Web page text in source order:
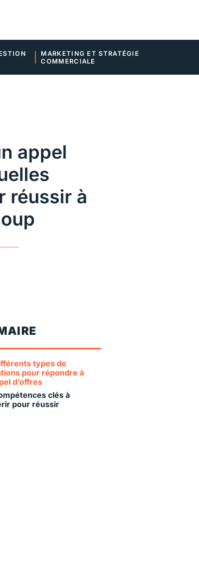
MARKETING ET STRATÉGIE
COMMERCIALE
appel
réussir à
types de
pour répondre à
d’offres
clés à
pour réussir